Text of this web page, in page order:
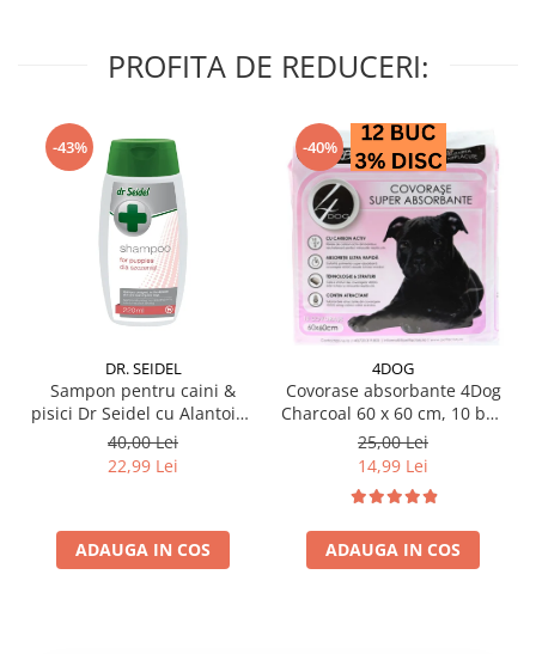
PROFITA DE REDUCERI:
-43%
DR. SEIDEL
Sampon pentru caini &
pisici Dr Seidel cu Alantoina
220 ml
40,00 Lei
22,99 Lei
ADAUGA IN COS
-40%
4DOG
Covorase absorbante 4Dog
Charcoal 60 x 60 cm, 10 buc
/ pachet
25,00 Lei
14,99 Lei
ADAUGA IN COS